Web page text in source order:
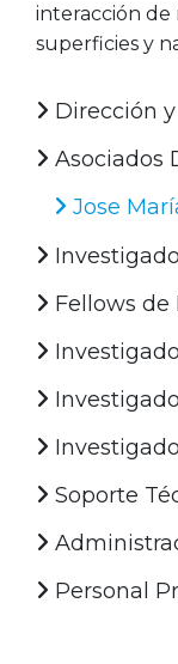
interacción de
superficies y
Dirección
Asociados
Jose
Fellows de
Soporte
Personal